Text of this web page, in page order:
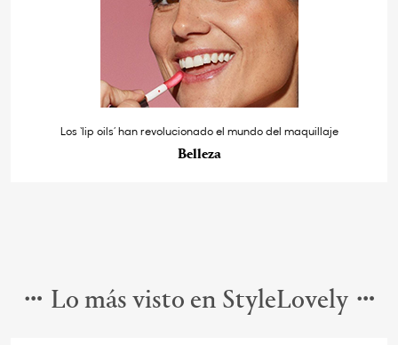
Los ‘lip oils’ han revolucionado el mundo del maquillaje
Belleza
Lo más visto en StyleLovely